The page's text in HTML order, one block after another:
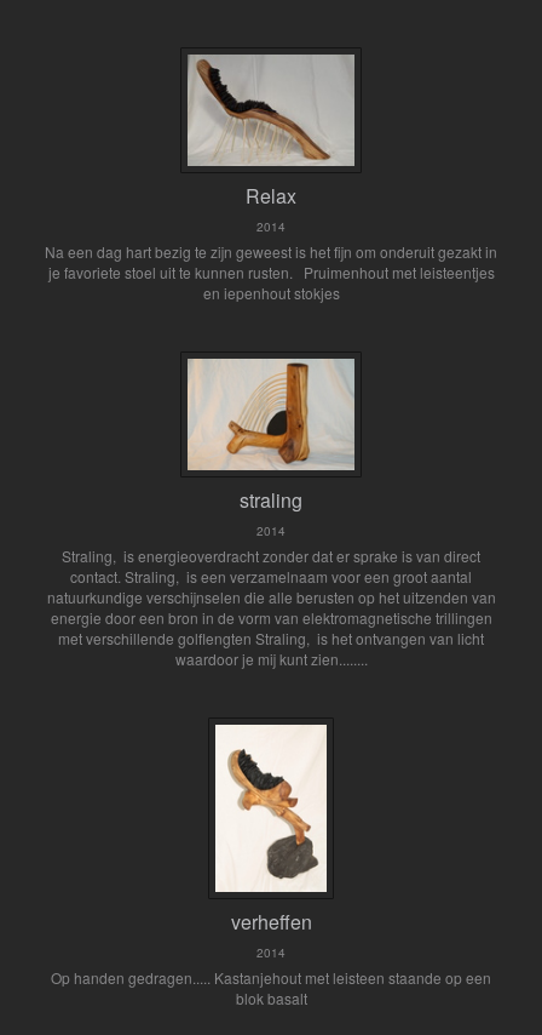
Relax
2014
Na een dag hart bezig te zijn geweest is het fijn om onderuit gezakt in
je favoriete stoel uit te kunnen rusten. Pruimenhout met leisteentjes
en iepenhout stokjes
straling
2014
Straling, is energieoverdracht zonder dat er sprake is van direct
contact. Straling, is een verzamelnaam voor een groot aantal
natuurkundige verschijnselen die alle berusten op het uitzenden van
energie door een bron in de vorm van elektromagnetische trillingen
met verschillende golflengten Straling, is het ontvangen van licht
waardoor je mij kunt zien........
verheffen
2014
Op handen gedragen..... Kastanjehout met leisteen staande op een
blok basalt